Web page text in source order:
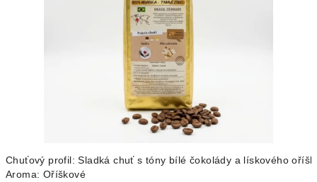
Chuťový profil: Sladká chuť s tóny bílé čokolády a lískového
Aroma: Oříškové